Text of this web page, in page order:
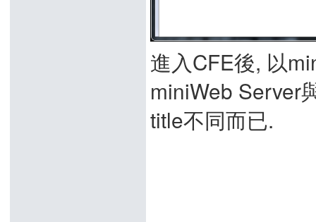
進入CFE後, 以
miniWeb Server
title不同而已.